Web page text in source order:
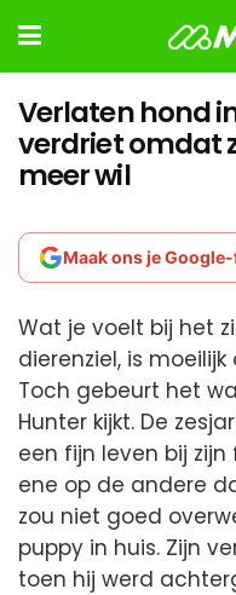
Verlaten hond
verdriet omdat
meer wil
Maak ons je
Wat je voelt bij het
dierenziel, is
Toch gebeurt het
Hunter kijkt. De
een fijn leven bij
ene op de andere
zou niet goed
puppy in huis. Zijn
toen hij werd